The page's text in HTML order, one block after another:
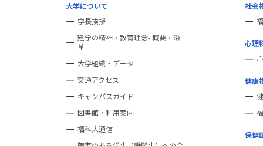
大学について
学長挨拶
建学の精神・教育理念- 概要・沿
革
大学組織・データ
交通アクセス
キャンパスガイド
図書館・利用案内
福科大通信
社会
心理
健康
保健